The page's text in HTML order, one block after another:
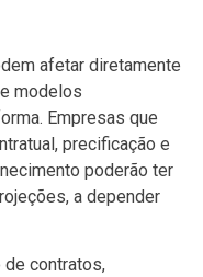
afetar diretamente
modelos
Empresas que
precificação e
poderão ter
a depender
de contratos,